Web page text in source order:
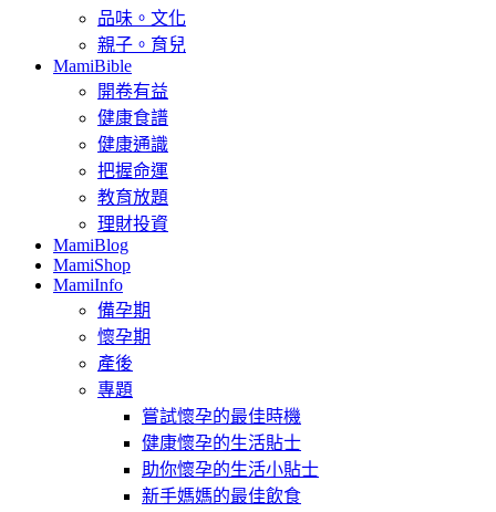
品味。文化
親子。育兒
MamiBible
開卷有益
健康食譜
健康通識
把握命運
教育放題
理財投資
MamiBlog
MamiShop
MamiInfo
備孕期
懷孕期
產後
專題
嘗試懷孕的最佳時機
健康懷孕的生活貼士
助你懷孕的生活小貼士
新手媽媽的最佳飲食